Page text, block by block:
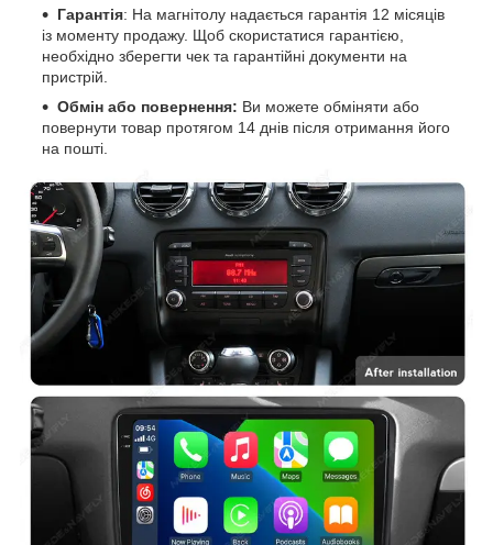
Гарантія: На магнітолу надається гарантія 12 місяців
із моменту продажу. Щоб скористатися гарантією,
необхідно зберегти чек та гарантійні документи на
пристрій.
Обмін або повернення: Ви можете обміняти або
повернути товар протягом 14 днів після отримання його
на пошті.